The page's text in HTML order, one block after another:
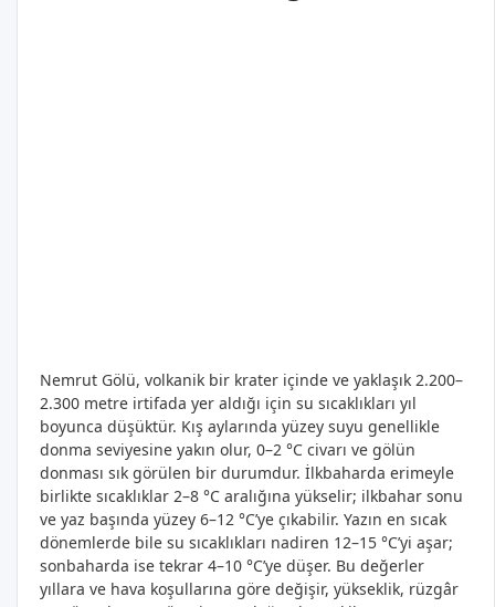
Nemrut Gölü, volkanik bir krater içinde ve yaklaşık 2.200–
2.300 metre irtifada yer aldığı için su sıcaklıkları yıl
boyunca düşüktür. Kış aylarında yüzey suyu genellikle
donma seviyesine yakın olur, 0–2 °C civarı ve gölün
donması sık görülen bir durumdur. İlkbaharda erimeyle
birlikte sıcaklıklar 2–8 °C aralığına yükselir; ilkbahar sonu
ve yaz başında yüzey 6–12 °C’ye çıkabilir. Yazın en sıcak
dönemlerde bile su sıcaklıkları nadiren 12–15 °C’yi aşar;
sonbaharda ise tekrar 4–10 °C’ye düşer. Bu değerler
yıllara ve hava koşullarına göre değişir, yükseklik, rüzgâr